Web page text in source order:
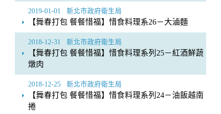
【舞春打包 餐餐惜福】惜食料理系26－大滷麵
新北市政府衛生局
2019-01-01
【舞春打包 餐餐惜福】惜食料理系列25－紅酒鮮蔬
燉肉
新北市政府衛生局
2018-12-31
【舞春打包 餐餐惜福】惜食料理系列24－油飯越南
捲
新北市政府衛生局
2018-12-25